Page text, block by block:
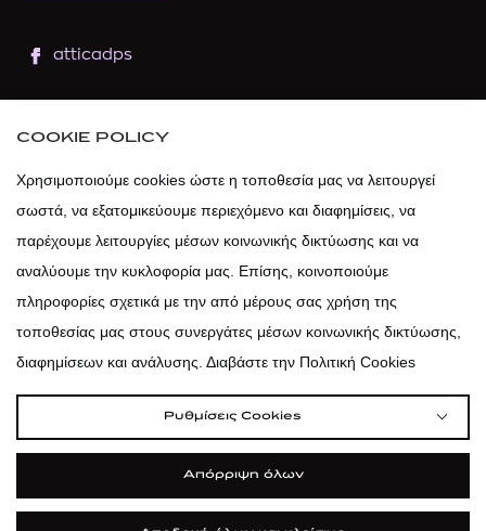
atticadps
atticadps
COOKIE POLICY
Χρησιμοποιούμε cookies ώστε η τοποθεσία μας να λειτουργεί
σωστά, να εξατομικεύουμε περιεχόμενο και διαφημίσεις, να
παρέχουμε λειτουργίες μέσων κοινωνικής δικτύωσης και να
αναλύουμε την κυκλοφορία μας. Επίσης, κοινοποιούμε
πληροφορίες σχετικά με την από μέρους σας χρήση της
τοποθεσίας μας στους συνεργάτες μέσων κοινωνικής δικτύωσης,
διαφημίσεων και ανάλυσης. Διαβάστε την Πολιτική Cookies
Ρυθμίσεις Cookies
Απόρριψη όλων